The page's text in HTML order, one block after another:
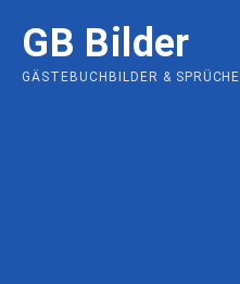
content
GB Bilder
GÄSTEBUCHBILDER & SPRÜCHE